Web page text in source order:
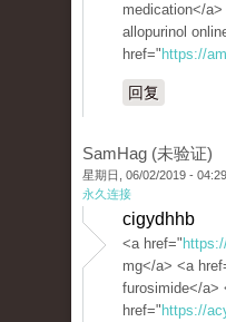
medication</
allopurinol
href=" https://
回复
SamHag (未验证)
星期日, 06/02/2019 - 04:29
永久连接
cigydhhb
<a href="
mg</a> <a
furosimide</a>
href=" https://